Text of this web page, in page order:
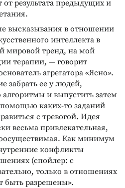
результата предыдущих и
высказывания в отношении
интеллекта в
мировой тренд, на мой
терапии, — говорит
агрегатора «Ясно».
забрать ее у людей,
и выпустить затем
каких-то заданий
с тревогой. Идея
весьма привлекательная,
Как минимум
конфликты
(спойлер: с
только в отношениях
быть разрешены».